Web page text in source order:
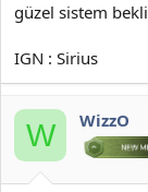
güzel sistem
IGN : Sirius
W WizzO